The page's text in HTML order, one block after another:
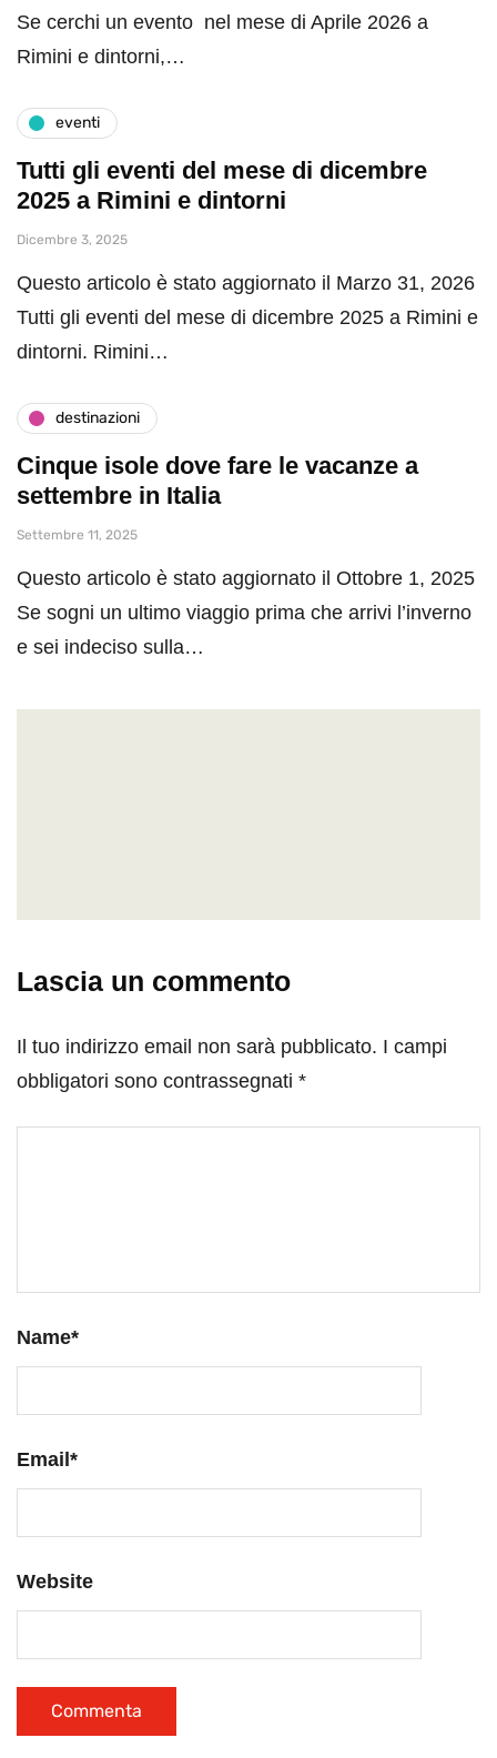
Se cerchi un evento nel mese di Aprile 2026 a
Rimini e dintorni,…
eventi
Tutti gli eventi del mese di dicembre
2025 a Rimini e dintorni
Dicembre 3, 2025
Questo articolo è stato aggiornato il Marzo 31, 2026
Tutti gli eventi del mese di dicembre 2025 a Rimini e
dintorni. Rimini…
destinazioni
Cinque isole dove fare le vacanze a
settembre in Italia
Settembre 11, 2025
Questo articolo è stato aggiornato il Ottobre 1, 2025
Se sogni un ultimo viaggio prima che arrivi l’inverno
e sei indeciso sulla…
Lascia un commento
Il tuo indirizzo email non sarà pubblicato. I campi
obbligatori sono contrassegnati *
Name*
Email*
Website